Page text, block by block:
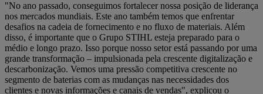
"No ano passado, conseguimos fortalecer nossa posição de liderança
nos mercados mundiais. Este ano também temos que enfrentar
desafios na cadeia de fornecimento e no fluxo de materiais. Além
disso, é importante que o Grupo STIHL esteja preparado para o
médio e longo prazo. Isso porque nosso setor está passando por uma
grande transformação – impulsionada pela crescente digitalização e
descarbonização. Vemos uma pressão competitiva crescente no
segmento de baterias com as mudanças nas necessidades dos
clientes e novas informações e canais de vendas", explicou o